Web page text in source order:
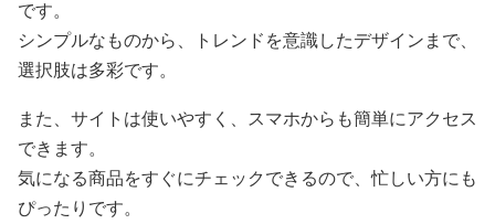
です。
シンプルなものから、トレンドを意識したデザインまで、
選択肢は多彩です。
また、サイトは使いやすく、スマホからも簡単にアクセス
できます。
気になる商品をすぐにチェックできるので、忙しい方にも
ぴったりです。